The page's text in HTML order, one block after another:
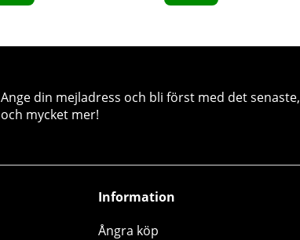
Ange din mejladress och bli först med det
och mycket mer!
Information
Ångra köp